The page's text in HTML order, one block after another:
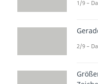
und
1/9 –
2/9 –